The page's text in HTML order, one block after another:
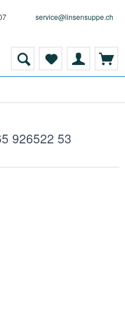
service@linsensuppe.ch
926522 53